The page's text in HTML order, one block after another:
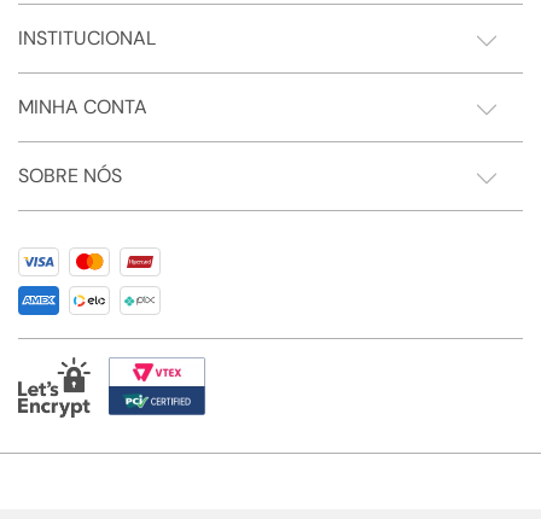
INSTITUCIONAL
MINHA CONTA
SOBRE NÓS